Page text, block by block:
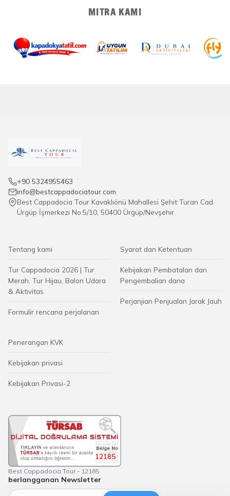
MITRA KAMI
+90 5324955463
info@bestcappadociatour.com
Best Cappadocia Tour Kavaklıönü Mahallesi Şehit Turan Cad.
Ürgüp İşmerkezi No:5/10, 50400 Ürgüp/Nevşehir
Tentang kami
Tur Cappadocia 2026 | Tur
Merah, Tur Hijau, Balon Udara
& Aktivitas
Formulir rencana perjalanan
Syarat dan Ketentuan
Kebijakan Pembatalan dan
Pengembalian dana
Perjanjian Penjualan Jarak Jauh
Penerangan KVK
Kebijakan privasi
Kebijakan Privasi-2
12185
Best Cappadocia Tour - 12185
berlangganan Newsletter